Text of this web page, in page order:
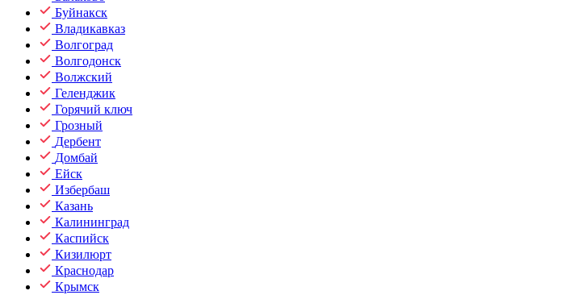
Буйнакск
Владикавказ
Волгоград
Волгодонск
Волжский
Геленджик
Горячий ключ
Грозный
Дербент
Домбай
Ейск
Избербаш
Казань
Калининград
Каспийск
Кизилюрт
Краснодар
Крымск